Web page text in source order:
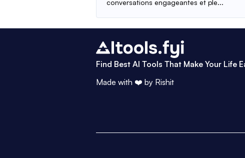
conversations engageantes et ple...
Find Best AI Tools That Make Your Life
Made with ❤️ by Rishit